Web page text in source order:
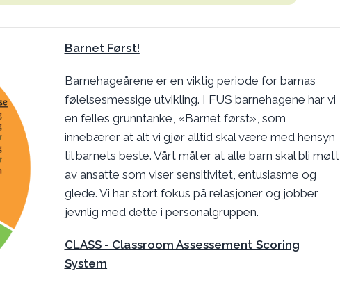
Barnet Først!
Barnehageårene er en viktig periode for barnas
følelsesmessige utvikling. I FUS barnehagene har vi
en felles grunntanke, «Barnet først», som
innebærer at alt vi gjør alltid skal være med hensyn
til barnets beste. Vårt mål er at alle barn skal bli møtt
av ansatte som viser sensitivitet, entusiasme og
glede. Vi har stort fokus på relasjoner og jobber
jevnlig med dette i personalgruppen.
CLASS - Classroom Assessement Scoring
System